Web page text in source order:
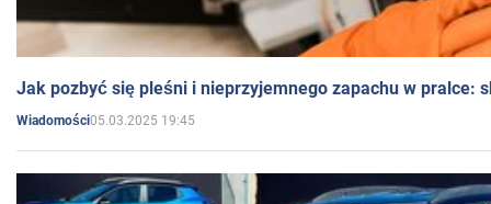
Jak pozbyć się pleśni i nieprzyjemnego zapachu w pralce:
Wiadomości05.03.2025 19:45